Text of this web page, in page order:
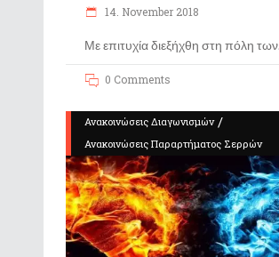
14. November 2018
Με επιτυχία διεξήχθη στη πόλη των
0 Comments
Ανακοινώσεις Διαγωνισμών/
Ανακοινώσεις Παραρτήματος Σερρών